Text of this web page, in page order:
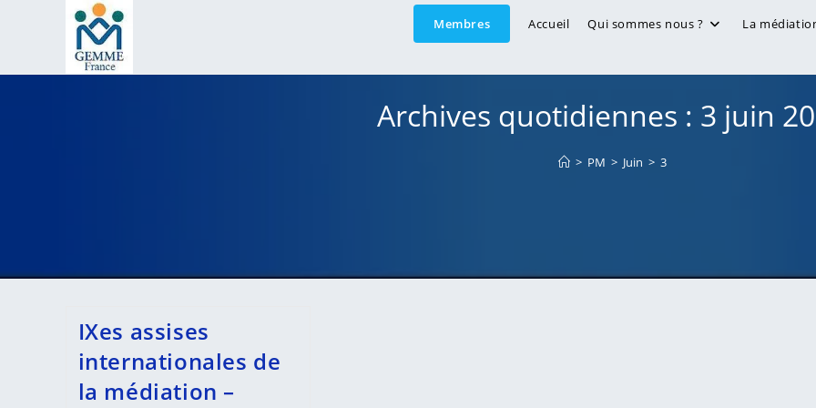
Membres Accueil Qui sommes nous ? La
Archives quotidiennes : 3 juin
> PM > Juin > 3
IXes assises
internationales de
la médiation –